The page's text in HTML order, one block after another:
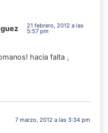
21 febrero, 2012 a las
5:57 pm
hacia falta ,
7 marzo, 2012 a las 3:34 pm